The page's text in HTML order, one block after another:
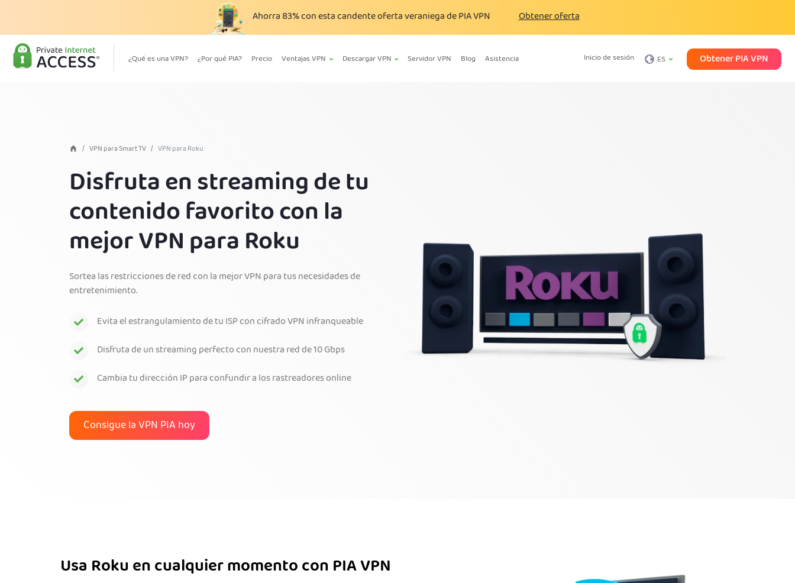
Ahorra83%con esta candente oferta veraniega de PIA VPN Obtener oferta
¿Qué es una VPN? ¿Por qué PIA? Precio Ventajas VPN Descargar VPN Servidor VPN Blog Asistencia Inicio de sesión ES Obtener PIA VPN
VPN para Smart TV VPN para Roku
Disfruta en streaming de tu
contenido favorito con la
mejor VPN para Roku
Sortea las restricciones de red con la mejor VPN para tus necesidades de
entretenimiento.
Evita el estrangulamiento de tu ISP con cifrado VPN infranqueable
Disfruta de un streaming perfecto con nuestra red de 10 Gbps
Cambia tu dirección IP para confundir a los rastreadores online
Consigue la VPN PIA hoy
Usa Roku en cualquier momento con PIA VPN